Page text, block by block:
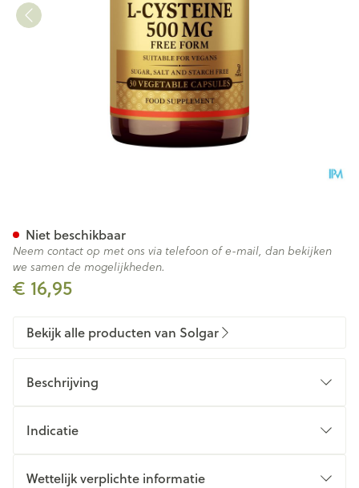
€ 16,95
Niet beschikbaar
Neem contact op met ons via telefoon of e-mail, dan bekijken
we samen de mogelijkheden.
Bekijk alle producten van Solgar
Beschrijving
Indicatie
Wettelijk verplichte informatie